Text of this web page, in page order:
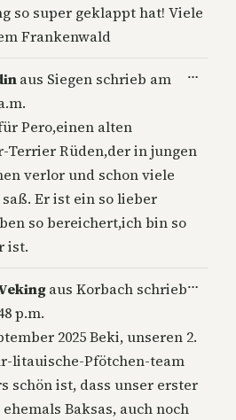
so super geklappt hat! Viele
Frankenwald
aus Siegen schrieb am
Pero,einen alten
Terrier Rüden,der in jungen
verlor und schon viele
Er ist ein so lieber
so bereichert,ich bin so
ist.
…
aus Korbach schrieb
p.m.
2025 Beki, unseren 2.
litauische-Pfötchen-team
schön ist, dass unser erster
Baksas, auch noch
…